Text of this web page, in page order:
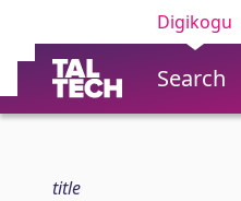
Digikogu
Search
title